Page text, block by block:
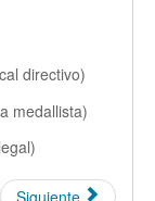
directivo)
medallista)
Siguiente